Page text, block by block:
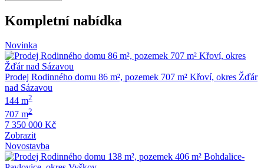
Kompletní nabídka
Novinka
Prodej Rodinného domu 86 m², pozemek 707 m² Křoví, okres Žďár
nad Sázavou
144 m2
707 m2
7 350 000 Kč
Zobrazit
Novostavba